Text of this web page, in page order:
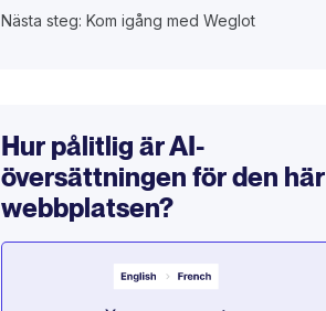
Nästa steg: Kom igång med Weglot
Hur pålitlig är AI-
översättningen för den här
webbplatsen?